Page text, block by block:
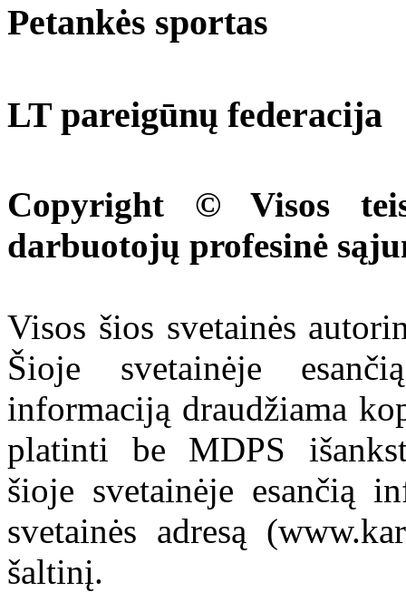
Petankės sportas
LT pareigūnų federacija
Copyright © Visos
darbuotojų profesinė
Visos šios svetainės
Šioje svetainėje
informaciją draudžiama
platinti be MDPS
šioje svetainėje esančią
svetainės adresą
šaltinį.